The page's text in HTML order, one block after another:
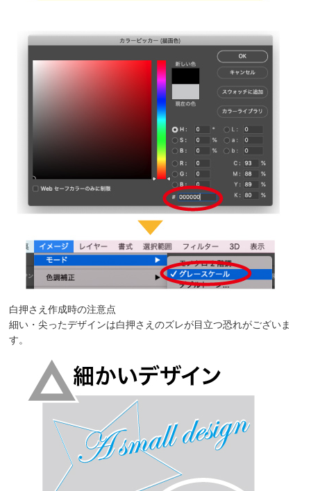
白押さえ作成時の注意点
細い・尖ったデザインは白押さえのズレが目立つ恐れがございま
す。